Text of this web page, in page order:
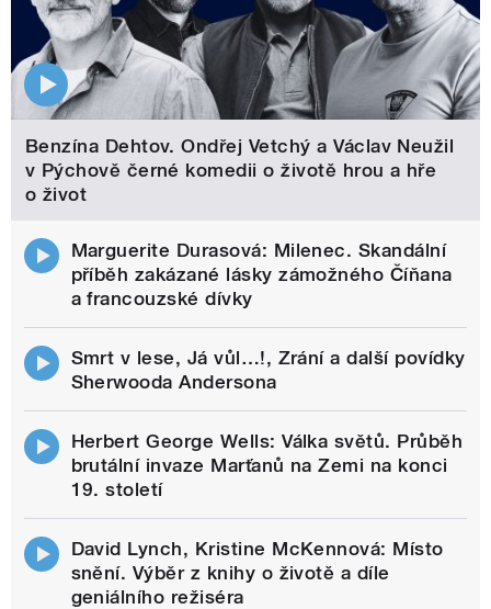
Benzína Dehtov. Ondřej Vetchý a Václav Neužil
v Pýchově černé komedii o životě hrou a hře
o život
Marguerite Durasová: Milenec. Skandální
příběh zakázané lásky zámožného Číňana
a francouzské dívky
Smrt v lese, Já vůl…!, Zrání a další povídky
Sherwooda Andersona
Herbert George Wells: Válka světů. Průběh
brutální invaze Marťanů na Zemi na konci
19. století
David Lynch, Kristine McKennová: Místo
snění. Výběr z knihy o životě a díle
geniálního režiséra